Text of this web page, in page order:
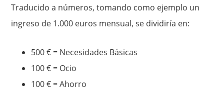
Traducido a números, tomando como ejemplo un
ingreso de 1.000 euros mensual, se dividiría en:
500 € = Necesidades Básicas
100 € = Ocio
100 € = Ahorro